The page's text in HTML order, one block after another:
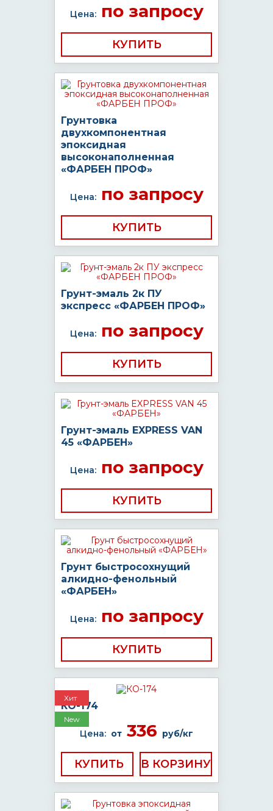
Цена:по запросу
КУПИТЬ
Грунтовка
двухкомпонентная
эпоксидная
высоконаполненная
«ФАРБЕН ПРОФ»
Цена:по запросу
КУПИТЬ
Грунт-эмаль 2к ПУ
экспресс «ФАРБЕН ПРОФ»
Цена:по запросу
КУПИТЬ
Грунт-эмаль EXPRESS VAN
45 «ФАРБЕН»
Цена:по запросу
КУПИТЬ
Грунт быстросохнущий
алкидно-фенольный
«ФАРБЕН»
Цена:по запросу
КУПИТЬ
Хит
New
КО-174
Цена: от 336 руб/кг
КУПИТЬ